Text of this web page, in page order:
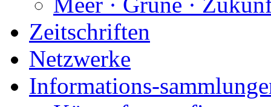
Zeitschriften
Netzwerke
Informations-